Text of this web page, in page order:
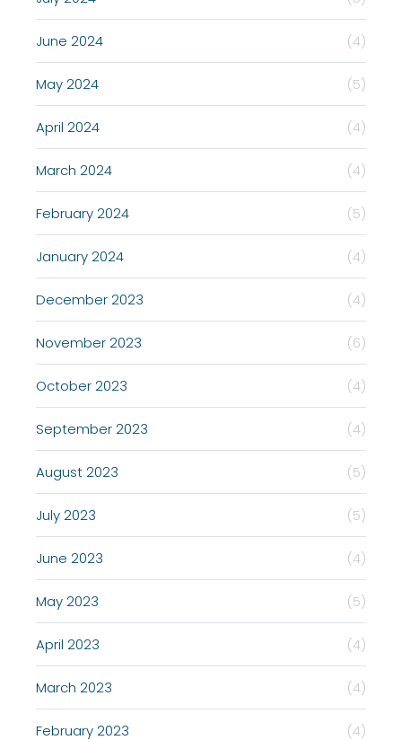
June 2024 (4)
May 2024 (5)
April 2024 (4)
March 2024 (4)
February 2024 (5)
January 2024 (4)
December 2023 (4)
November 2023 (6)
October 2023 (4)
September 2023 (4)
August 2023 (5)
July 2023 (5)
June 2023 (4)
May 2023 (5)
April 2023 (4)
March 2023 (4)
February 2023 (4)